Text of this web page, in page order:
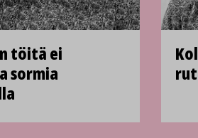
töitä ei
sormia